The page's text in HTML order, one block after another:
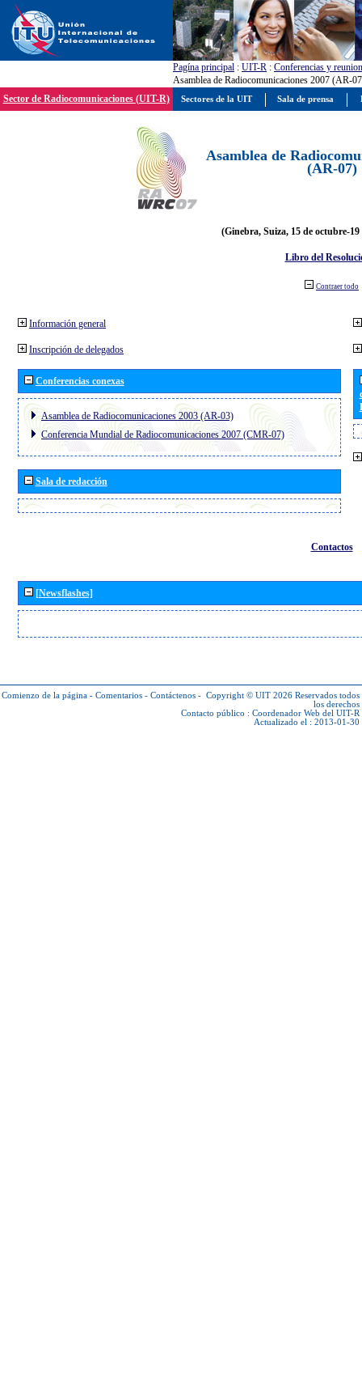
Pagína principal : UIT-R : Conferencias y
Asamblea de Radiocomunicaciones 2007 (AR-
Sector de Radiocomunicaciones (UIT-R)
Asamblea de
(AR-07)
(Ginebra, Suiza, 15 de octubre-19
Libro del
Contraer todo
Información general
Inscripción de delegados
Conferencias conexas
Asamblea de Radiocomunicaciones 2003 (AR-03)
Conferencia Mundial de Radiocomunicaciones 2007 (CMR-07)
Sala de redacción
Contactos
[Newsflashes]
Comienzo de la página - Comentarios - Contáctenos - Copyright © UIT 2026 Reservados todos
los derechos
Contacto público : Coordenador Web del UIT-R
Actualizado el : 2013-01-30
Sectores de la UIT Sala de prensa